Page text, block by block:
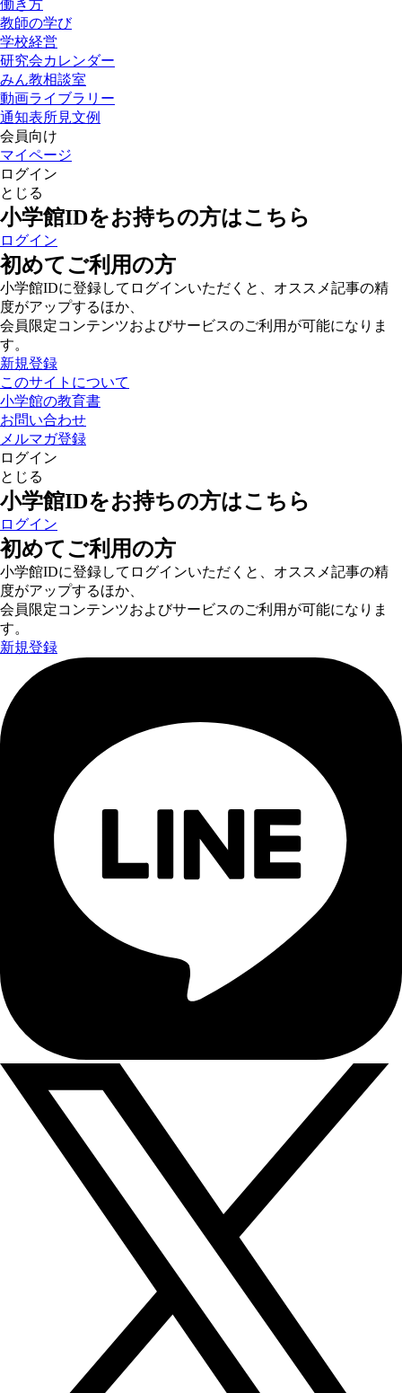
働き方
教師の学び
学校経営
研究会カレンダー
みん教相談室
動画ライブラリー
通知表所見文例
会員向け
マイページ
ログイン
とじる
小学館IDをお持ちの方はこちら
ログイン
初めてご利用の方
小学館IDに登録してログインいただくと、オススメ記事の精
度がアップするほか、
会員限定コンテンツおよびサービスのご利用が可能になりま
す。
新規登録
このサイトについて
小学館の教育書
お問い合わせ
メルマガ登録
ログイン
とじる
小学館IDをお持ちの方はこちら
ログイン
初めてご利用の方
小学館IDに登録してログインいただくと、オススメ記事の精
度がアップするほか、
会員限定コンテンツおよびサービスのご利用が可能になりま
す。
新規登録